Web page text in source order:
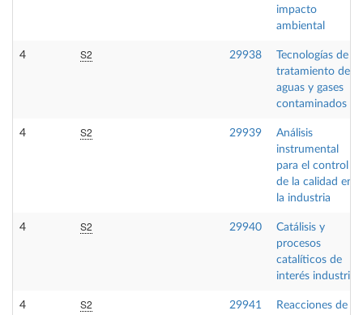
impacto
ambiental
4 S2 29938
Tecnologías de
tratamiento de
aguas y gases
contaminados
4 S2 29939
Análisis
instrumental
para el control
de la calidad en
la industria
4 S2 29940
Catálisis y
procesos
catalíticos de
interés industrial
4 S2 29941
Reacciones de